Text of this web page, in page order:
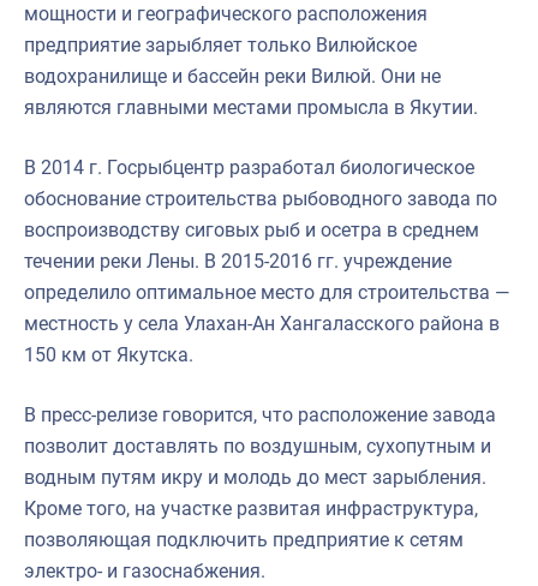
мощности и географического расположения
предприятие зарыбляет только Вилюйское
водохранилище и бассейн реки Вилюй. Они не
являются главными местами промысла в Якутии.
В 2014 г. Госрыбцентр разработал биологическое
обоснование строительства рыбоводного завода по
воспроизводству сиговых рыб и осетра в среднем
течении реки Лены. В 2015-2016 гг. учреждение
определило оптимальное место для строительства —
местность у села Улахан-Ан Хангаласского района в
150 км от Якутска.
В пресс-релизе говорится, что расположение завода
позволит доставлять по воздушным, сухопутным и
водным путям икру и молодь до мест зарыбления.
Кроме того, на участке развитая инфраструктура,
позволяющая подключить предприятие к сетям
электро- и газоснабжения.